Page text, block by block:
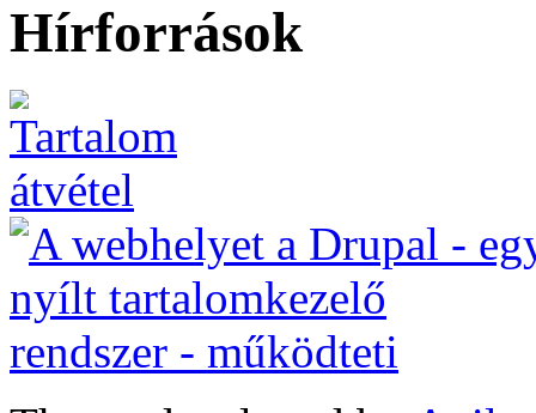
Hírforrások